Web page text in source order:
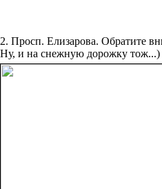
2. Просп. Елизарова. Обратите
Ну, и на снежную дорожку тож...)